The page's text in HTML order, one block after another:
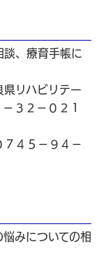
、療育手帳に
県リハビリテー
３２－０２１
４５－９４－
みについての相